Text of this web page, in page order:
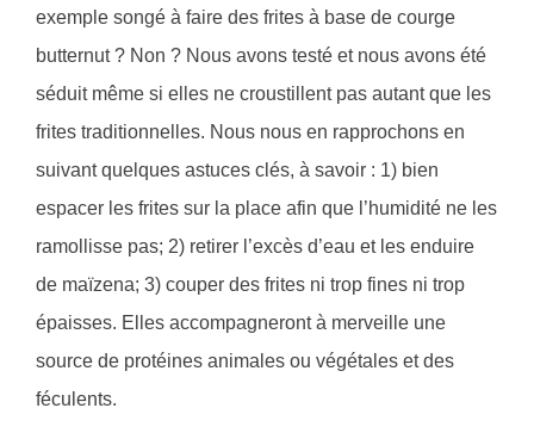
exemple songé à faire des frites à base de courge
butternut ? Non ? Nous avons testé et nous avons été
séduit même si elles ne croustillent pas autant que les
frites traditionnelles. Nous nous en rapprochons en
suivant quelques astuces clés, à savoir : 1) bien
espacer les frites sur la place afin que l’humidité ne les
ramollisse pas; 2) retirer l’excès d’eau et les enduire
de maïzena; 3) couper des frites ni trop fines ni trop
épaisses. Elles accompagneront à merveille une
source de protéines animales ou végétales et des
féculents.